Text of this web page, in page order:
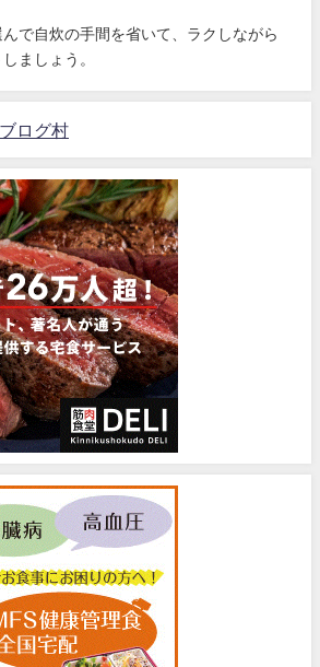
で自炊の手間を省いて、ラクしながら
ましょう。
ログ村